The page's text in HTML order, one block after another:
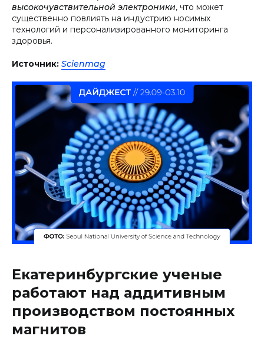
высокочувствительной электроники, что может
существенно повлиять на индустрию носимых
технологий и персонализированного мониторинга
здоровья.
Источник: Scienmag
Екатеринбургские ученые
работают над аддитивным
производством постоянных
магнитов